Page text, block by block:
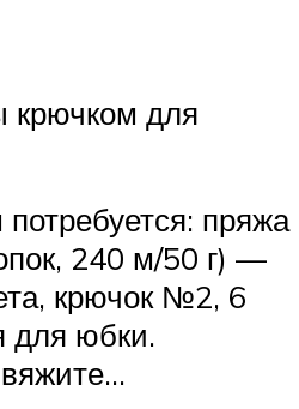
крючком для
пряжа
240 м/50 г) —
крючок №2, 6
для юбки.